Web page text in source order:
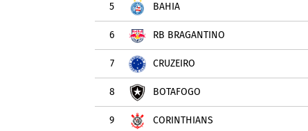
5 BAHIA
6 RB BRAGANTINO
7 CRUZEIRO
8 BOTAFOGO
9 CORINTHIANS